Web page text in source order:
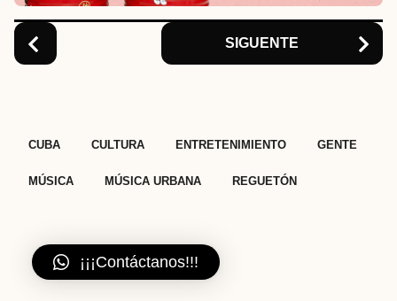
n
SIGUENTE
CUBA CULTURA ENTRETENIMIENTO GENTE
MÚSICA MÚSICA URBANA REGUETÓN
¡¡¡Contáctanos!!!